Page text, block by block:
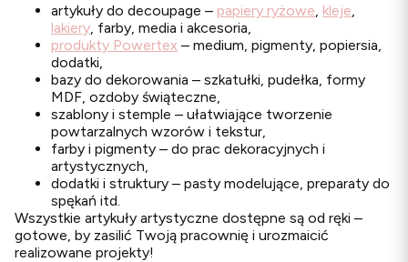
artykuły do decoupage – papiery ryżowe kleje
lakiery , farby, media i akcesoria,
produkty Powertex – medium, pigmenty, popiersia,
dodatki,
bazy do dekorowania – szkatułki, pudełka, formy
MDF, ozdoby świąteczne,
szablony i stemple – ułatwiające tworzenie
powtarzalnych wzorów i tekstur,
farby i pigmenty – do prac dekoracyjnych i
artystycznych,
dodatki i struktury – pasty modelujące, preparaty do
spękań itd.
Wszystkie artykuły artystyczne dostępne są od ręki –
gotowe, by zasilić Twoją pracownię i urozmaicić
realizowane projekty!